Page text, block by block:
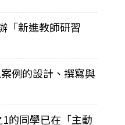
「新進教師研習
例的設計、撰寫與
1的同學已在「主動